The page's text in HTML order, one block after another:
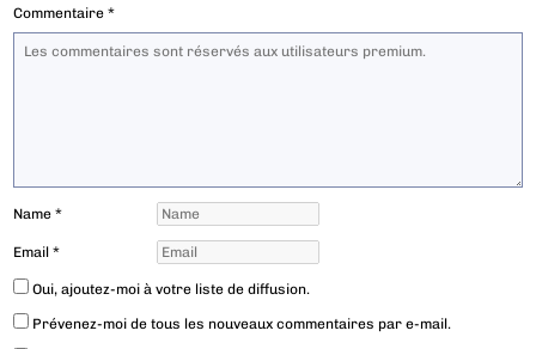
Commentaire*
Name*
Email*
Oui, ajoutez-moi à votre liste de diffusion.
Prévenez-moi de tous les nouveaux commentaires par e-mail.